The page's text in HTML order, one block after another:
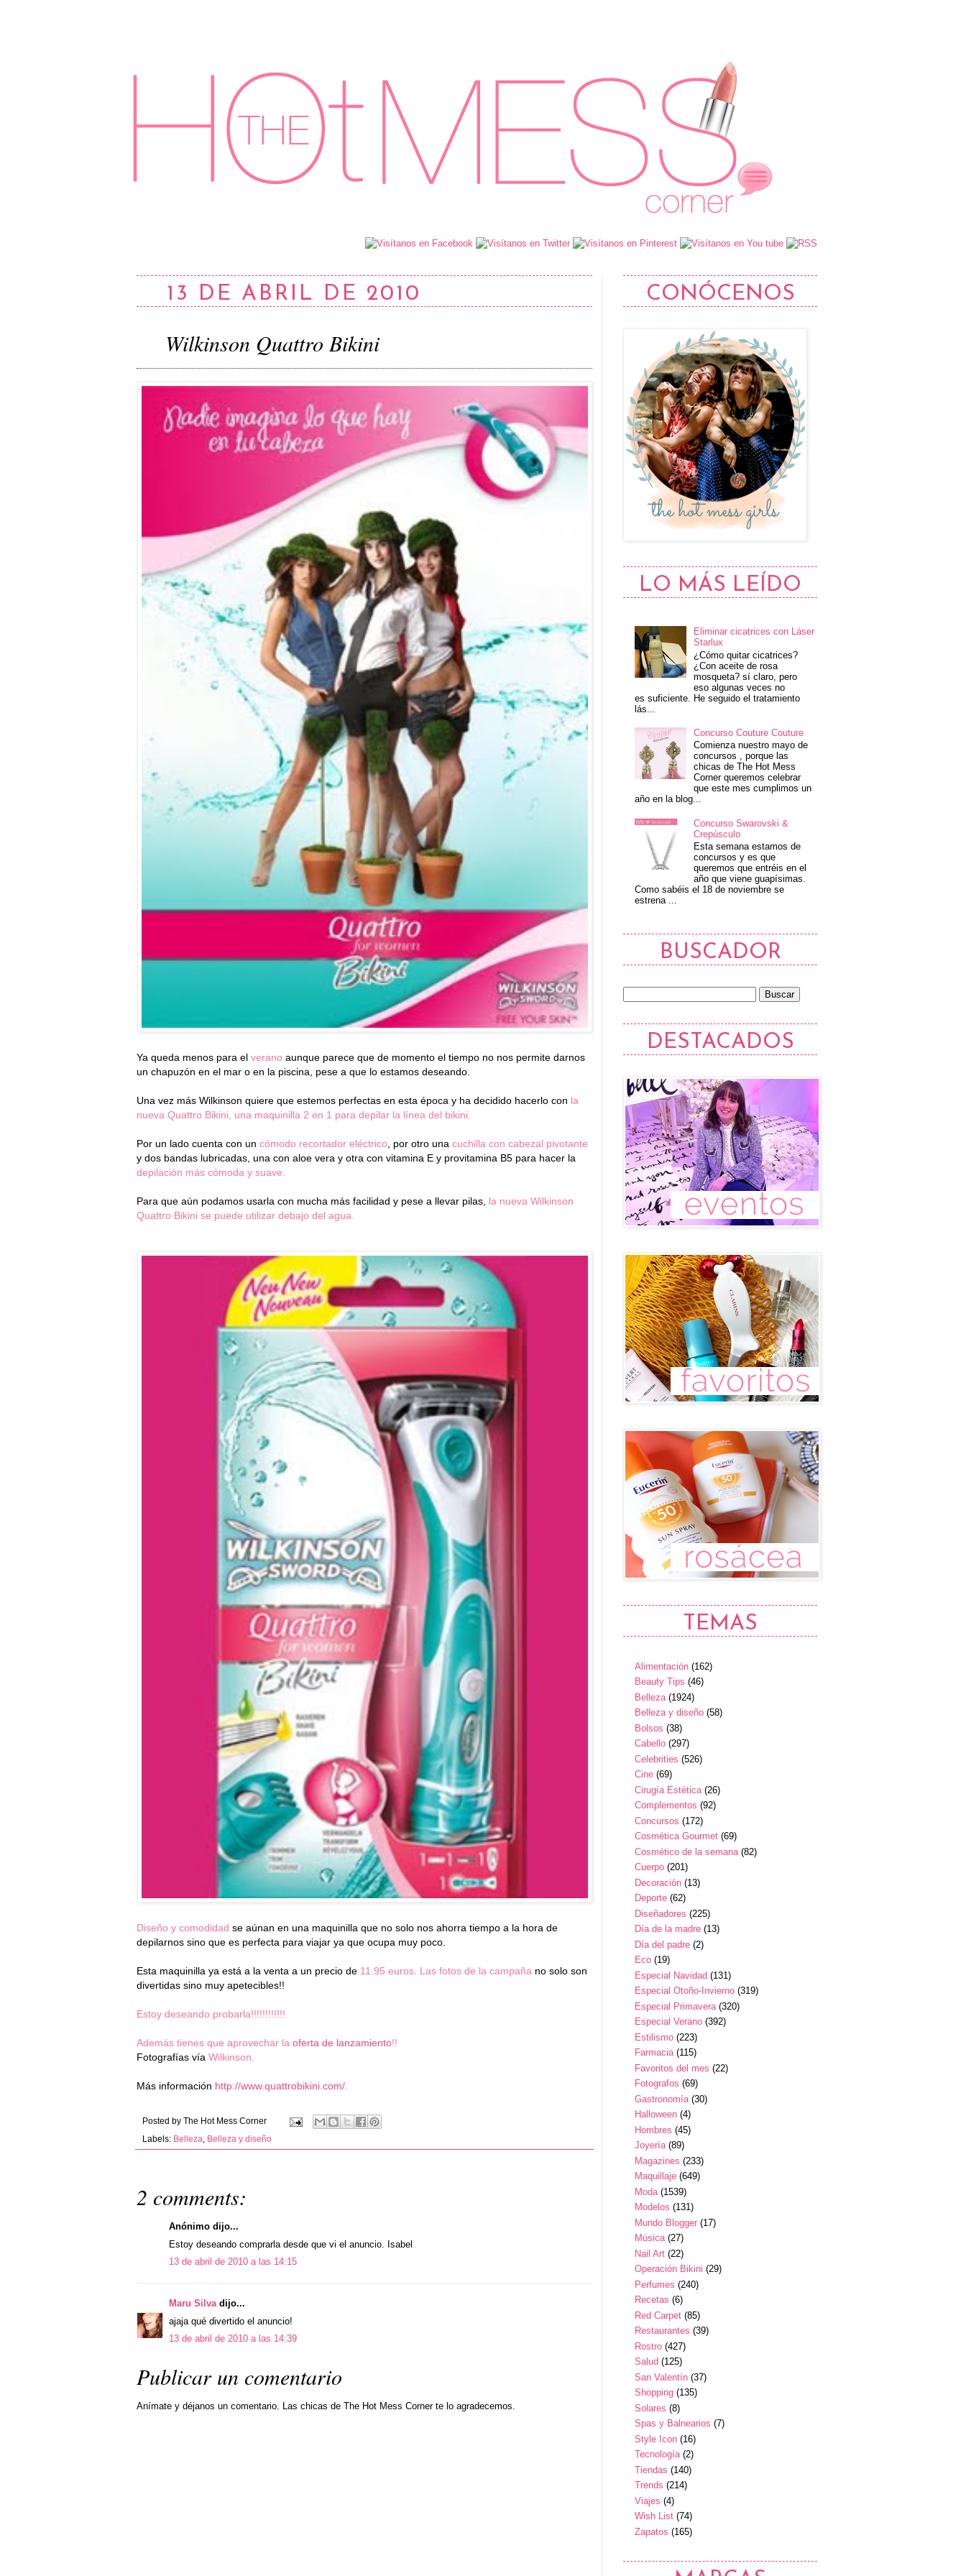
13 DE ABRIL DE 2010
Wilkinson Quattro Bikini
Ya queda menos para el verano aunque parece que de momento el tiempo no nos permite darnos
un chapuzón en el mar o en la piscina, pese a que lo estamos deseando.
Una vez más Wilkinson quiere que estemos perfectas en esta época y ha decidido hacerlo con la
nueva Quattro Bikini, una maquinilla 2 en 1 para depilar la línea del bikini.
Por un lado cuenta con un cómodo recortador eléctrico , por otro una cuchilla con cabezal pivotante
y dos bandas lubricadas, una con aloe vera y otra con vitamina E y provitamina B5 para hacer la
depilación más cómoda y suave.
Para que aún podamos usarla con mucha más facilidad y pese a llevar pilas, la nueva Wilkinson
Quattro Bikini se puede utilizar debajo del agua.
Diseño y comodidad se aúnan en una maquinilla que no solo nos ahorra tiempo a la hora de
depilarnos sino que es perfecta para viajar ya que ocupa muy poco.
Esta maquinilla ya está a la venta a un precio de 11.95 euros. Las fotos de la campaña no solo son
divertidas sino muy apetecibles!!
Estoy deseando probarla!!!!!!!!!!!!
Además tienes que aprovechar la oferta de lanzamiento!!
Fotografías vía Wilkinson.
Más información http://www.quattrobikini.com/
Posted by The Hot Mess Corner
Labels: Belleza Belleza y diseño
2 comments:
Anónimo dijo...
Estoy deseando comprarla desde que vi el anuncio. Isabel
13 de abril de 2010 a las 14:15
Maru Silvadijo...
ajaja qué divertido el anuncio!
13 de abril de 2010 a las 14:39
Publicar un comentario
Anímate y déjanos un comentario. Las chicas de The Hot Mess Corner te lo agradecemos.
CONÓCENOS
LO MÁS LEÍDO
Eliminar cicatrices con Láser
Starlux
¿Cómo quitar cicatrices?
¿Con aceite de rosa
mosqueta? sí claro, pero
eso algunas veces no
es suficiente. He seguido el tratamiento
lás...
Concurso Couture Couture
Comienza nuestro mayo de
concursos , porque las
chicas de The Hot Mess
Corner queremos celebrar
que este mes cumplimos un
año en la blog...
Concurso Swarovski &
Crepúsculo
Esta semana estamos de
concursos y es que
queremos que entréis en el
año que viene guapísimas.
Como sabéis el 18 de noviembre se
estrena ...
BUSCADOR
DESTACADOS
TEMAS
Alimentación (162)
Beauty Tips (46)
Belleza (1924)
Belleza y diseño (58)
Bolsos (38)
Cabello (297)
Celebrities (526)
Cine (69)
Cirugía Estética (26)
Complementos (92)
Concursos (172)
Cosmética Gourmet (69)
Cosmético de la semana (82)
Cuerpo (201)
Decoración (13)
Deporte (62)
Diseñadores (225)
Día de la madre (13)
Día del padre (2)
Eco (19)
Especial Navidad (131)
Especial Otoño-Invierno (319)
Especial Primavera (320)
Especial Verano (392)
Estilismo (223)
Farmacia (115)
Favoritos del mes (22)
Fotografos (69)
Gastronomía (30)
Halloween (4)
Hombres (45)
Joyería (89)
Magazines (233)
Maquillaje (649)
Moda (1539)
Modelos (131)
Mundo Blogger (17)
Música (27)
Nail Art (22)
Operación Bikini (29)
Perfumes (240)
Recetas (6)
Red Carpet (85)
Restaurantes (39)
Rostro (427)
Salud (125)
San Valentín (37)
Shopping (135)
Solares (8)
Spas y Balnearios (7)
Style Icon (16)
Tecnología (2)
Tiendas (140)
Trends (214)
Viajes (4)
Wish List (74)
Zapatos (165)